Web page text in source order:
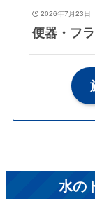
2026年7月23日
便器・フ
水の